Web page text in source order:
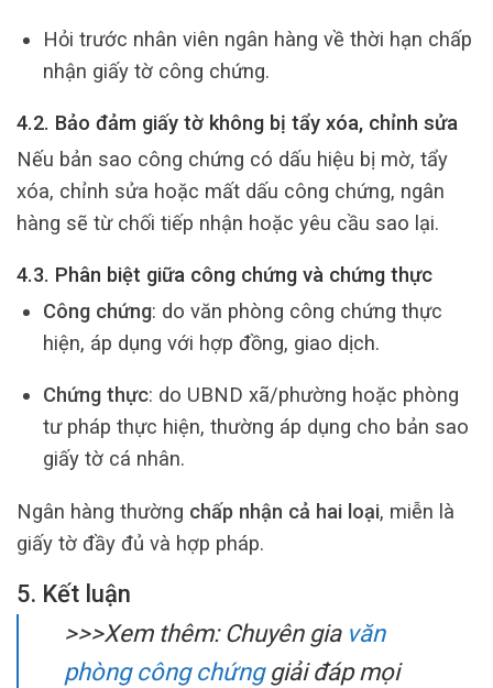
Hỏi trước nhân viên ngân hàng về thời hạn chấp
nhận giấy tờ công chứng.
4.2. Bảo đảm giấy tờ không bị tẩy xóa, chỉnh sửa
Nếu bản sao công chứng có dấu hiệu bị mờ, tẩy
xóa, chỉnh sửa hoặc mất dấu công chứng, ngân
hàng sẽ từ chối tiếp nhận hoặc yêu cầu sao lại.
4.3. Phân biệt giữa công chứng và chứng thực
Công chứng: do văn phòng công chứng thực
hiện, áp dụng với hợp đồng, giao dịch.
Chứng thực: do UBND xã/phường hoặc phòng
tư pháp thực hiện, thường áp dụng cho bản sao
giấy tờ cá nhân.
Ngân hàng thường chấp nhận cả hai loại, miễn là
giấy tờ đầy đủ và hợp pháp.
5. Kết luận
>>>Xem thêm: Chuyên gia văn
phòng công chứnggiải đáp mọi